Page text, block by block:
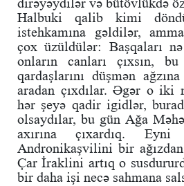
Halbuki qalib kimi
istehkamına gəldilər,
çox üzüldülər: Başqaları
onların canları çıxsın,
qardaşlarını düşmən
aradan çıxdılar. Əgər o iki
hər şeyə qadir igidlər,
olsaydılar, bu gün Ağa
axırına çıxardıq. Eyni
Andronikaşvilini bir
Çar İraklini artıq o
bir daha işi necə sahmana